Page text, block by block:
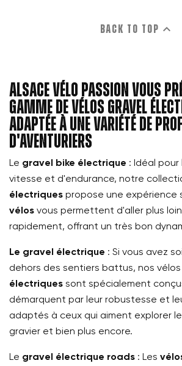
Back to top 
Alsace Vélo Passion vous
gamme de vélos gravel
adaptée à une variété de
d'aventuriers
Le gravel bike électrique : Idéal
vitesse et d'endurance, notre
électriques propose une expérience
vélos vous permettent d'aller plus
rapidement, offrant un très bon
Le gravel électrique : Si vous avez
dehors des sentiers battus, nos vélos
électriques sont spécialement
démarquent par leur robustesse et
adaptés à ceux qui aiment explorer
gravier et bien plus encore.
Le gravel électrique roads : Les